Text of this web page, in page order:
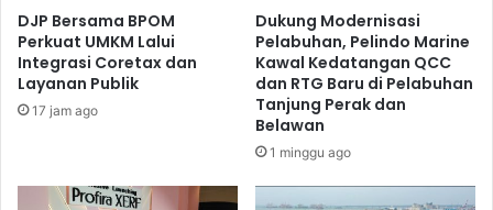
p
o
r
a
,
P
e
n
g
DJP Bersama BPOM
Perkuat UMKM Lalui
Integrasi Coretax dan
Layanan Publik
17 jam ago
Dukung Modernisasi
Pelabuhan, Pelindo Marine
Kawal Kedatangan QCC
dan RTG Baru di Pelabuhan
Tanjung Perak dan
Belawan
1 minggu ago